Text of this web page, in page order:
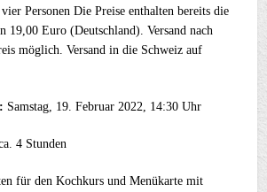
Personen Die Preise enthalten bereits die
19,00 Euro (Deutschland). Versand nach
möglich. Versand in die Schweiz auf
Samstag, 19. Februar 2022, 14:30 Uhr
4 Stunden
für den Kochkurs und Menükarte mit